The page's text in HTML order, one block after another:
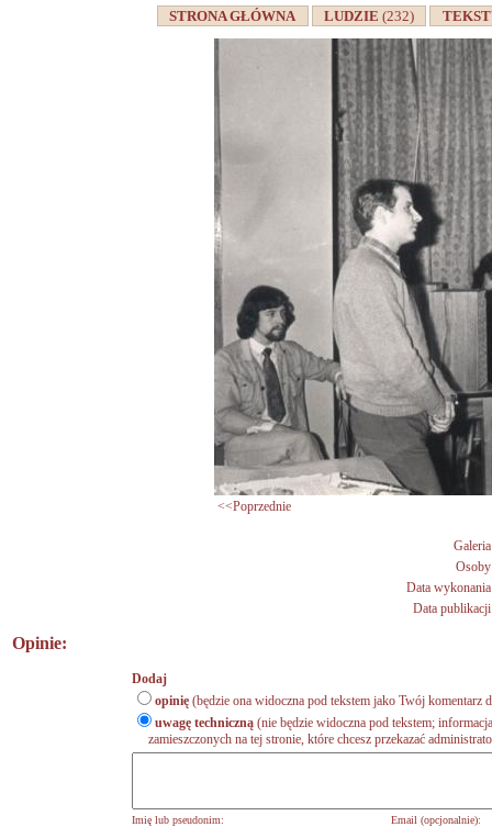
STRONA GŁÓWNA LUDZIE(232)
<<Poprzednie
Data
Data
Opinie:
Dodaj
opinię (będzie ona widoczna pod tekstem jako Twój komentarz
uwagę techniczną (nie będzie widoczna pod tekstem;
zamieszczonych na tej stronie, które chcesz przekazać
Imię lub pseudonim: Email (opcjonalnie):